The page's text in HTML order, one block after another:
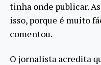
tinha onde publicar.
isso, porque é muito
comentou.
O jornalista acredita